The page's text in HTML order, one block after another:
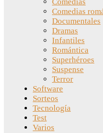
Comedias
Comedias
Documentales
Dramas
Infantiles
Romántica
Superhéroes
Suspense
Terror
Software
Sorteos
Tecnología
Test
Varios